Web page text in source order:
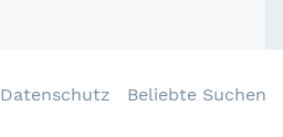
Datenschutz Beliebte Suchen